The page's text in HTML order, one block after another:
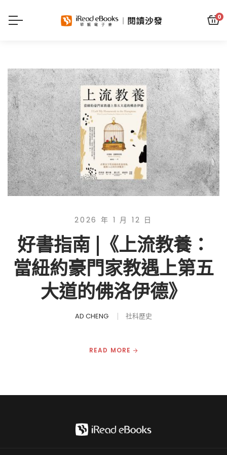
0
2026 年 1 月 12 日
好書指南 |《上流教養：
當紐約豪門家教遇上第五
大道的佛洛伊德》
AD CHENG 社科歷史
READ MORE